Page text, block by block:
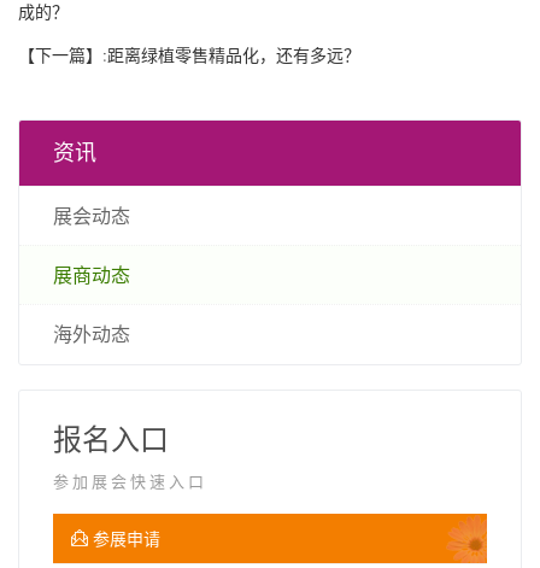
成的？
【下一篇】:距离绿植零售精品化，还有多远？
资讯
展会动态
展商动态
海外动态
报名入口
参加展会快速入口
参展申请